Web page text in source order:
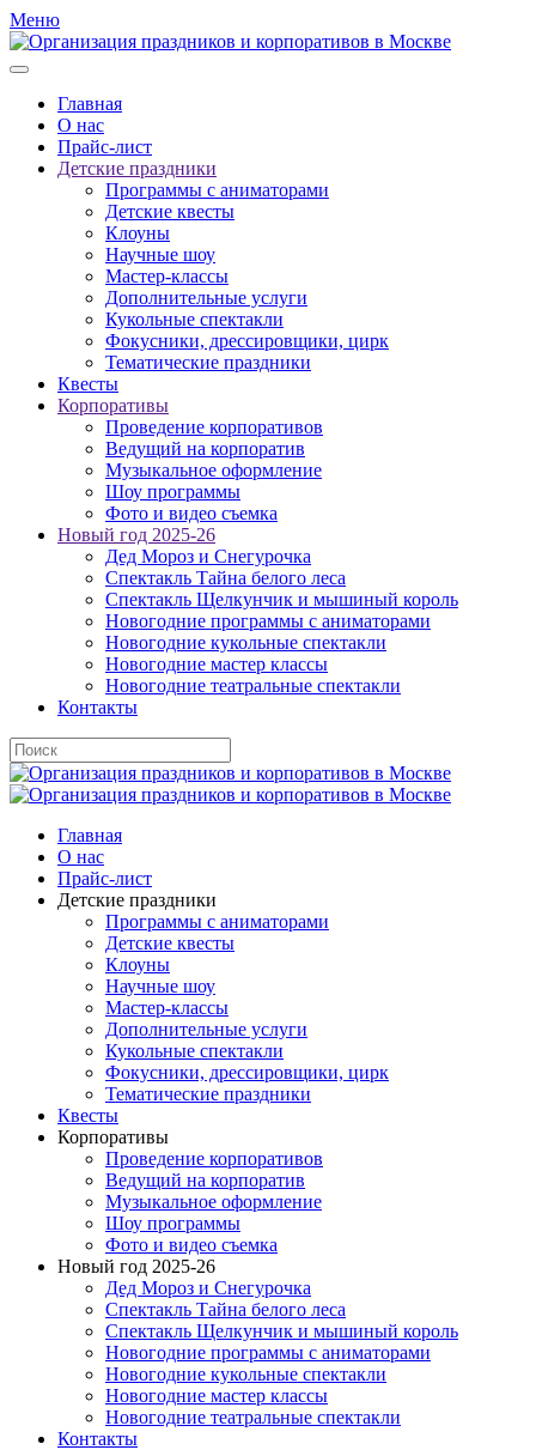
Меню
Главная
О нас
Прайс-лист
Детские праздники
Программы с аниматорами
Детские квесты
Клоуны
Научные шоу
Мастер-классы
Дополнительные услуги
Кукольные спектакли
Фокусники, дрессировщики, цирк
Тематические праздники
Квесты
Корпоративы
Проведение корпоративов
Ведущий на корпоратив
Музыкальное оформление
Шоу программы
Фото и видео съемка
Новый год 2025-26
Дед Мороз и Снегурочка
Спектакль Тайна белого леса
Спектакль Щелкунчик и мышиный король
Новогодние программы с аниматорами
Новогодние кукольные спектакли
Новогодние мастер классы
Новогодние театральные спектакли
Контакты
Главная
О нас
Прайс-лист
Детские праздники
Программы с аниматорами
Детские квесты
Клоуны
Научные шоу
Мастер-классы
Дополнительные услуги
Кукольные спектакли
Фокусники, дрессировщики, цирк
Тематические праздники
Квесты
Корпоративы
Проведение корпоративов
Ведущий на корпоратив
Музыкальное оформление
Шоу программы
Фото и видео съемка
Новый год 2025-26
Дед Мороз и Снегурочка
Спектакль Тайна белого леса
Спектакль Щелкунчик и мышиный король
Новогодние программы с аниматорами
Новогодние кукольные спектакли
Новогодние мастер классы
Новогодние театральные спектакли
Контакты